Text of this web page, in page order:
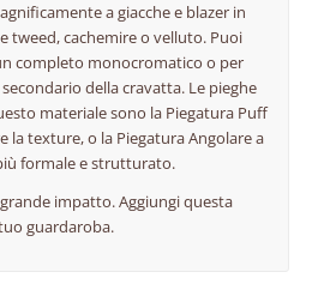
a giacche e blazer in
tweed, cachemire o velluto. Puoi
completo monocromatico o per
della cravatta. Le pieghe
materiale sono la Piegatura Puff
la texture, o la Piegatura Angolare a
formale e strutturato.
impatto. Aggiungi questa
guardaroba.